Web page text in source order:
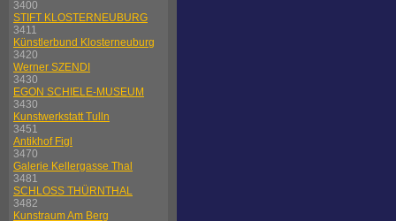
3400
STIFT KLOSTERNEUBURG
3411
Künstlerbund Klosterneuburg
3420
Werner SZENDI
3430
EGON SCHIELE-MUSEUM
3430
Kunstwerkstatt Tulln
3451
Antikhof Figl
3470
Galerie Kellergasse Thal
3481
SCHLOSS THÜRNTHAL
3482
Kunstraum Am Berg